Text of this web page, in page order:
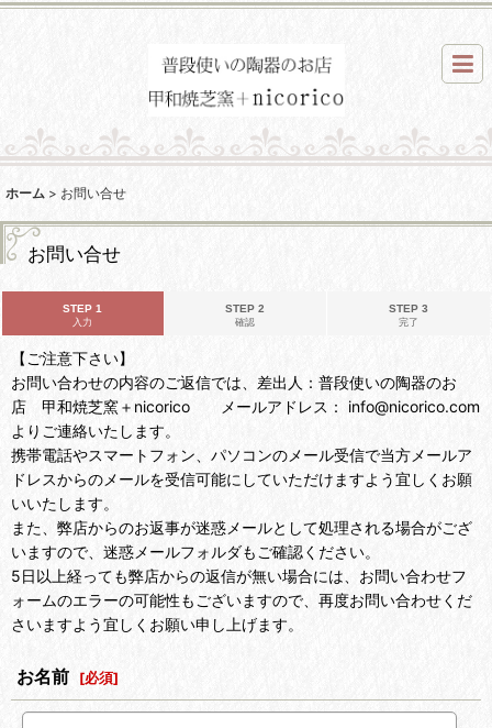
ホーム > お問い合せ
お問い合せ
STEP 1
入力
STEP 2
確認
STEP 3
完了
【ご注意下さい】
お問い合わせの内容のご返信では、差出人：普段使いの陶器のお
店 甲和焼芝窯＋nicorico メールアドレス： info@nicorico.com
よりご連絡いたします。
携帯電話やスマートフォン、パソコンのメール受信で当方メールア
ドレスからのメールを受信可能にしていただけますよう宜しくお願
いいたします。
また、弊店からのお返事が迷惑メールとして処理される場合がござ
いますので、迷惑メールフォルダもご確認ください。
5日以上経っても弊店からの返信が無い場合には、お問い合わせフ
ォームのエラーの可能性もございますので、再度お問い合わせくだ
さいますよう宜しくお願い申し上げます。
お名前 [必須]